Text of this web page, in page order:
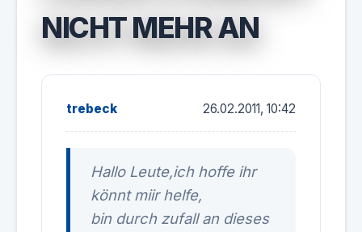
NICHT MEHR AN
trebeck 26.02.2011, 10:42
Hallo Leute,ich hoffe ihr
könnt miir helfe,
bin durch zufall an dieses